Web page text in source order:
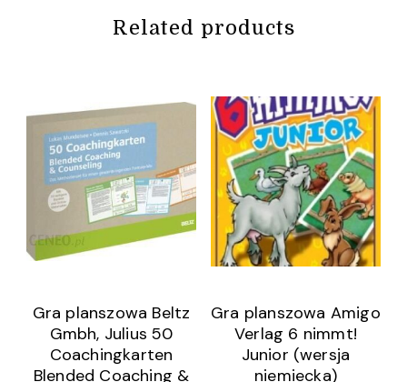
Related products
Gra planszowa Beltz
Gmbh, Julius 50
Coachingkarten
Blended Coaching &
Gra planszowa Amigo
Verlag 6 nimmt!
Junior (wersja
niemiecka)